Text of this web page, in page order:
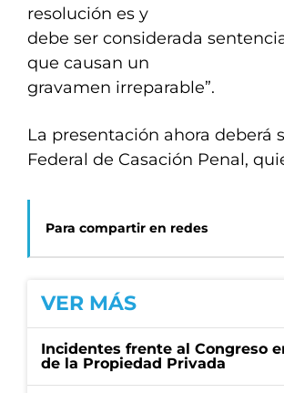
resolución es y
debe ser considerada
que causan un
gravamen irreparable”.
La presentación ahora deberá
Federal de Casación Penal,
Para compartir en redes
VER MÁS
Incidentes frente al Congreso
de la Propiedad Privada